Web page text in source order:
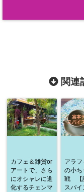
関連
カフェ＆雑貨or
アートで、さら
にオシャレに進
化するチェンマ
アラ
の小ち
戦 【
スパ